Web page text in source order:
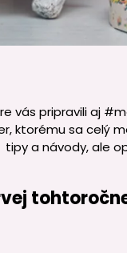
vás pripravili aj
ktorému sa celý
tipy a návody, ale